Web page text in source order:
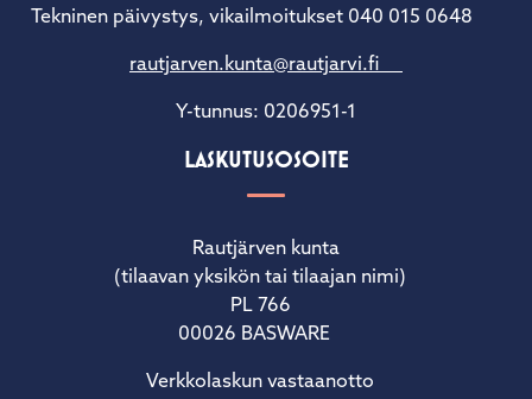
Tekninen päivystys, vikailmoitukset 040 015 0648
rautjarven.kunta@rautjarvi.fi
Y-tunnus: 0206951-1
LASKUTUSOSOITE
Rautjärven kunta
(tilaavan yksikön tai tilaajan nimi)
PL 766
00026 BASWARE
Verkkolaskun vastaanotto